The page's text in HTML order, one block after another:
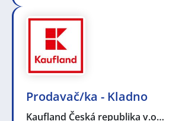
Prodavač/ka - Kladno
Kaufland Česká republika v.o…